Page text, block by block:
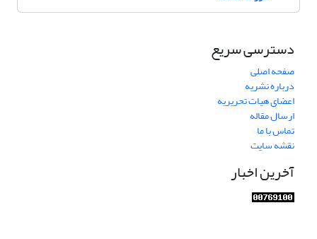
دسترسی سریع
صفحه اصلی
درباره نشریه
اعضای هیات تحریریه
ارسال مقاله
تماس با ما
نقشه سایت
آخرین اخبار